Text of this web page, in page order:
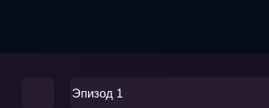
Эпизод 1